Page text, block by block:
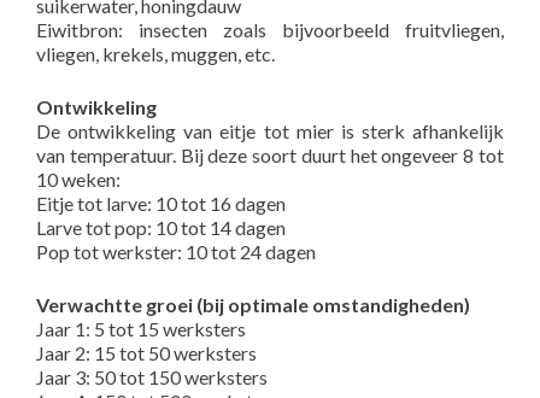
suikerwater, honingdauw
Eiwitbron: insecten zoals bijvoorbeeld fruitvliegen,
vliegen, krekels, muggen, etc.
Ontwikkeling
De ontwikkeling van eitje tot mier is sterk afhankelijk
van temperatuur. Bij deze soort duurt het ongeveer 8 tot
10 weken:
Eitje tot larve: 10 tot 16 dagen
Larve tot pop: 10 tot 14 dagen
Pop tot werkster: 10 tot 24 dagen
Verwachtte groei (bij optimale omstandigheden)
Jaar 1: 5 tot 15 werksters
Jaar 2: 15 tot 50 werksters
Jaar 3: 50 tot 150 werksters